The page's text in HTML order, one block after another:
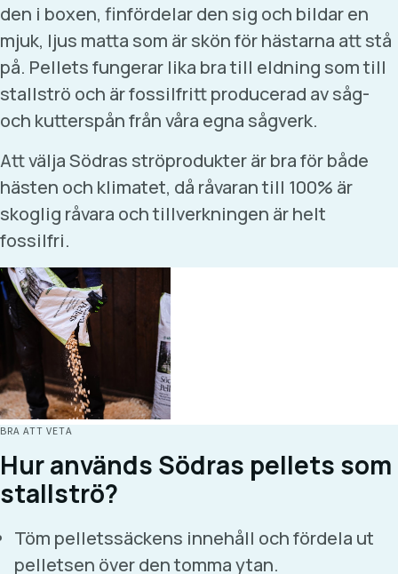
den i boxen, finfördelar den sig och bildar en
mjuk, ljus matta som är skön för hästarna att stå
på. Pellets fungerar lika bra till eldning som till
stallströ och är fossilfritt producerad av såg-
och kutterspån från våra egna sågverk.
Att välja Södras ströprodukter är bra för både
hästen och klimatet, då råvaran till 100% är
skoglig råvara och tillverkningen är helt
fossilfri.
BRA ATT VETA
Hur används Södras pellets som
stallströ?
Töm pelletssäckens innehåll och fördela ut
pelletsen över den tomma ytan.